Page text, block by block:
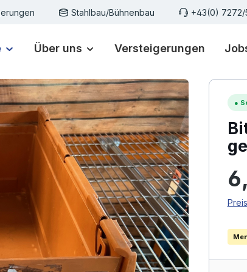
Stahlbau/Bühnenbau +43(0) 7272/
Über uns Versteigerungen
●